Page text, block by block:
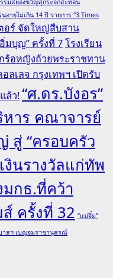
รมสยองขวัญสู่กระจกสะท้อน
ายุไม่เกิน 14 ปี รายการ "3 Times
อร์ จัดใหญ่สืบสาน
มบุญ” ครั้งที่ 7โรงเรียน
อหญิงถ้วยพระราชทาน
ลเลจ กรุงเทพฯ เปิดรับ
ล้ว!“ศ.ดร.บังอร”
าร คณาจารย์
สู่ “ครอบครัว
งินรางวัลแก่ทัพ
กธ.ที่คว้า
ครั้งที่ 32 “แม่จิ๋ม”
าสฯ เบญจมราชานุสรณ์